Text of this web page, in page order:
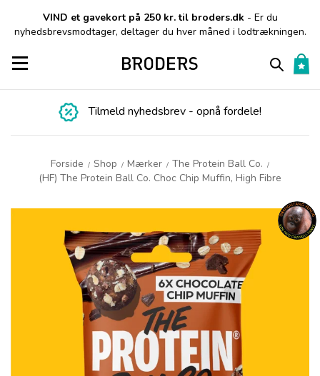
VIND et gavekort på 250 kr. til broders.dk - Er du
nyhedsbrevsmodtager, deltager du hver måned i lodtrækningen.
Toggle navigation
Tilmeld nyhedsbrev - opnå fordele!
Forside / Shop / Mærker / The Protein Ball Co. /
(HF) The Protein Ball Co. Choc Chip Muffin, High Fibre